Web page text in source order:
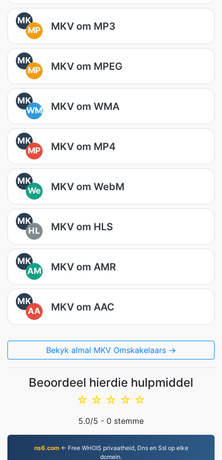
MK
MP
MKV om MP3
MK
MP
MKV om MPEG
MK
WM
MKV om WMA
MK
MP
MKV om MP4
MK
We
MKV om WebM
MK
HL
MKV om HLS
MK
AM
MKV om AMR
MK
AA
MKV om AAC
Bekyk almal MKV Omskakelaars →
Beoordeel hierdie hulpmiddel
☆
☆
☆
☆
☆
5.0/5 - 0 stemme
ns6.com← Free WHOIS privaatheid, Dns en Ssl op elke
domein.